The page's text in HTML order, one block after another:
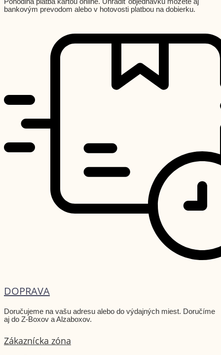
bankovým prevodom alebo v hotovosti platbou na dobierku.
DOPRAVA
Doručujeme na vašu adresu alebo do výdajných miest. Doručíme
aj do Z-Boxov a Alzaboxov.
Zákaznícka zóna